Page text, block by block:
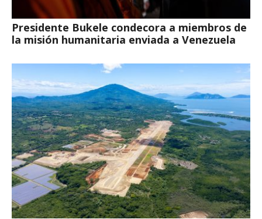
Presidente Bukele condecora a miembros de
la misión humanitaria enviada a Venezuela